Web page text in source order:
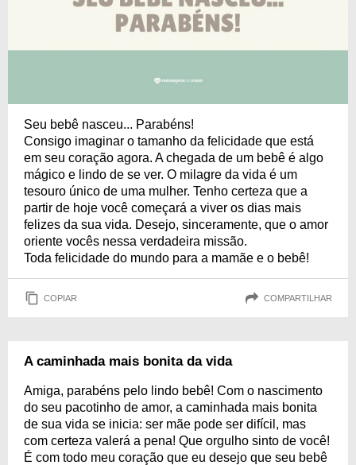
Seu bebê nasceu... Parabéns!
Consigo imaginar o tamanho da felicidade que está
em seu coração agora. A chegada de um bebê é algo
mágico e lindo de se ver. O milagre da vida é um
tesouro único de uma mulher. Tenho certeza que a
partir de hoje você começará a viver os dias mais
felizes da sua vida. Desejo, sinceramente, que o amor
oriente vocês nessa verdadeira missão.
Toda felicidade do mundo para a mamãe e o bebê!
COPIAR COMPARTILHAR
A caminhada mais bonita da vida
Amiga, parabéns pelo lindo bebê! Com o nascimento
do seu pacotinho de amor, a caminhada mais bonita
de sua vida se inicia: ser mãe pode ser difícil, mas
com certeza valerá a pena! Que orgulho sinto de você!
É com todo meu coração que eu desejo que seu bebê